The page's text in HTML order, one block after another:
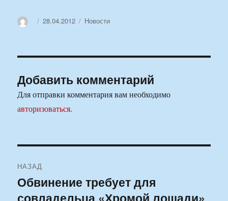
АвторОпубликовано
28.04.2012 Рубрики
Новости
Добавить комментарий
Для отправки комментария вам необходимо
авторизоваться.
по
НАЗАД
Предыдущая
запись:
Обвинение требует для
совладельца «Хромой лошади»